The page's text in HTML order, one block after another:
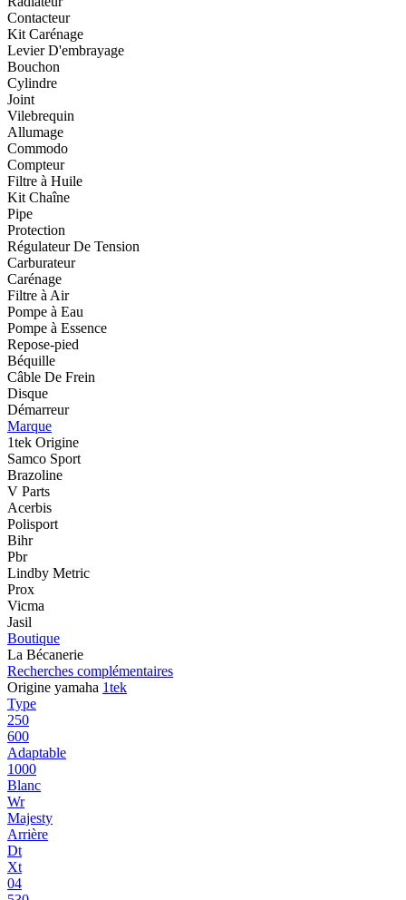
Contacteur
Kit Carénage
Levier D'embrayage
Bouchon
Cylindre
Joint
Vilebrequin
Allumage
Commodo
Compteur
Filtre à Huile
Kit Chaîne
Pipe
Protection
Régulateur De Tension
Carburateur
Carénage
Filtre à Air
Pompe à Eau
Pompe à Essence
Repose-pied
Béquille
Câble De Frein
Disque
Démarreur
Marque
1tek Origine
Samco Sport
Brazoline
V Parts
Acerbis
Polisport
Bihr
Pbr
Lindby Metric
Prox
Vicma
Jasil
Boutique
La Bécanerie
Recherches complémentaires
Origine yamaha 1tek
Type
250
600
Adaptable
1000
Blanc
Wr
Majesty
Arrière
Dt
Xt
04